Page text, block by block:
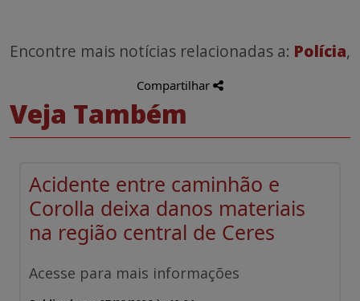
Encontre mais notícias relacionadas a: Polícia,
Compartilhar
Veja Também
Acidente entre caminhão e
Corolla deixa danos materiais
na região central de Ceres
Acesse para mais informações